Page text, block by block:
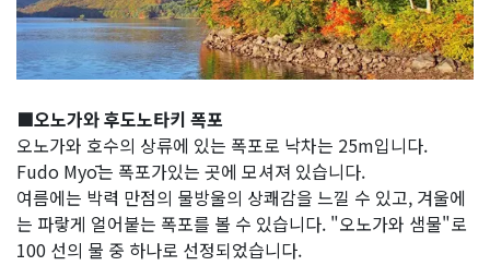
■오노가와 후도노타키 폭포
오노가와 호수의 상류에 있는 폭포로 낙차는 25m입니다.
Fudo Myō는 폭포가있는 곳에 모셔져 있습니다.
여름에는 박력 만점의 물방울의 상쾌감을 느낄 수 있고, 겨울에
는 파랗게 얼어붙는 폭포를 볼 수 있습니다. "오노가와 샘물"로
100 선의 물 중 하나로 선정되었습니다.